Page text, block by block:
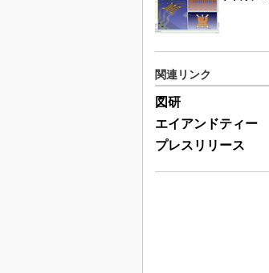
関連リンク
図研
エイアンドティー
プレスリリース